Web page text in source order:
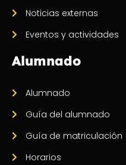
Noticias externas
Eventos y actividades
Alumnado
Alumnado
Guía del alumnado
Guía de matriculación
Horarios